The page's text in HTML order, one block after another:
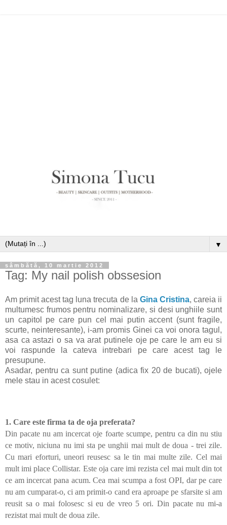
▼
sâmbătă, 10 martie 2012
Tag: My nail polish obssesion
Am primit acest tag luna trecuta de la Gina Cristina, careia ii
multumesc frumos pentru nominalizare, si desi unghiile sunt
un capitol pe care pun cel mai putin accent (sunt fragile,
scurte, neinteresante), i-am promis Ginei ca voi onora tagul,
asa ca astazi o sa va arat putinele oje pe care le am eu si
voi raspunde la cateva intrebari pe care acest tag le
presupune.
Asadar, pentru ca sunt putine (adica fix 20 de bucati), ojele
mele stau in acest cosulet:
1. Care este firma ta de oja preferata?
Din pacate nu am incercat oje foarte scumpe, pentru ca din nu stiu
ce motiv, niciuna nu imi sta pe unghii mai mult de doua - trei zile.
Cu mari eforturi, uneori reusesc sa le tin mai multe zile. Cel mai
mult imi place Collistar. Este oja care imi rezista cel mai mult din tot
ce am incercat pana acum. Cea mai scumpa a fost OPI, dar pe care
nu am cumparat-o, ci am primit-o cand era aproape pe sfarsite si am
reusit sa o mai folosesc si eu de vreo 5 ori. Din pacate nu mi-a
rezistat mai mult de doua zile.